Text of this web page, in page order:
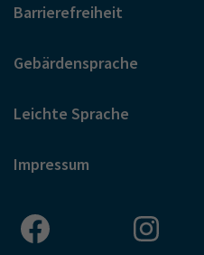
Barrierefreiheit
Gebärdensprache
Leichte Sprache
Impressum